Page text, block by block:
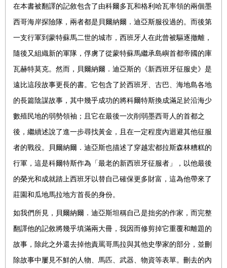
在本書被翻譯的記敘包含了由科爾多瓦和格利哈瓦率領的兩個墨
西哥海岸探險隊，兩者都是貝爾納爾．迪亞斯服役過的。而後第
一支行軍到蒙特蘇馬二世的城市，西班牙人在此曾被驅逐撤離，
隨後又組織新的軍隊，俘虜了從蒙特蘇馬繼承島嶼首都帝國的庫
瓦赫特莫克。然而，貝爾納爾．迪亞斯的《新西班牙征服史》是
遠比這段故事更長的書。它包含了於西班牙、古巴、海地島各地
的長篇陰謀故事，其中幾乎成功的將科爾特斯換成滿足於沿海少
數殖民地的弱勢領袖；且它在最後一次削弱墨西哥人的首都之
後，繼續述說了進一步尋找黃金，且在一定程度內迴避其他征服
者的戰役。貝爾納爾．迪亞斯也描述了穿越宏都拉斯森林糟糕的
行軍，這是科爾特斯作為「最老的新西班牙征服者」，以他最後
的榮光和成就踏上西班牙以替自己確保更多財富，這為他帶來了
莊園和瓜地馬拉地方首長的身份。
如我們所見，貝爾納爾．迪亞斯坦稱自己是拙劣的作家，而完整
翻譯他的記敘將幾乎填滿兩大冊，我因而修剪掉它重覆和離題的
故事，除此之外還去掉他責罵哥馬拉與其他史學家的部分，並刪
除故事中屢見不鮮的人物、馬匹、武器、物資等表單。刪去的內